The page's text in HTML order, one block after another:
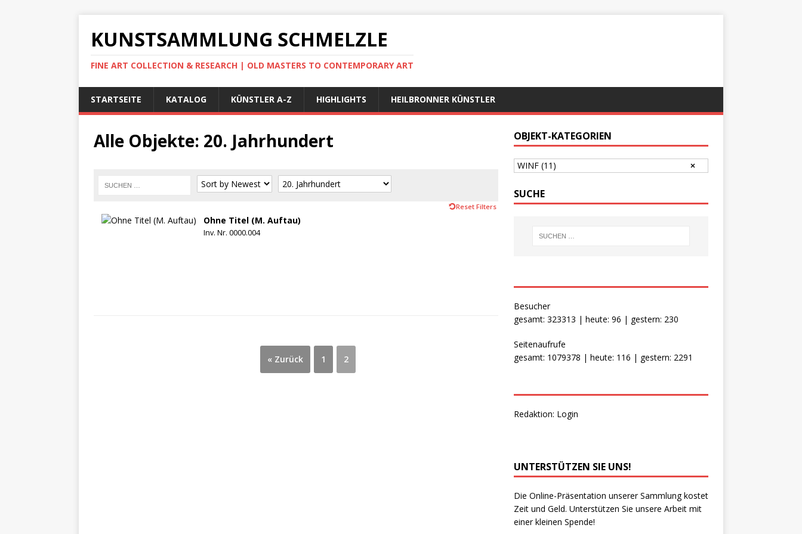
KUNSTSAMMLUNG SCHMELZLE
FINE ART COLLECTION & RESEARCH | OLD MASTERS TO CONTEMPORARY ART
STARTSEITE KATALOG KÜNSTLER A-Z HIGHLIGHTS HEILBRONNER KÜNSTLER
Alle Objekte: 20. Jahrhundert
Reset Filters
Ohne Titel (M. Auftau)
Inv. Nr. 0000.004
« Zurück 1 2
OBJEKT-KATEGORIEN
WINF (11)
SUCHE
Besucher
gesamt: 323313 | heute: 96 | gestern: 230
Seitenaufrufe
gesamt: 1079378 | heute: 116 | gestern: 2291
Redaktion: Login
UNTERSTÜTZEN SIE UNS!
Die Online-Präsentation unserer Sammlung kostet
Zeit und Geld. Unterstützen Sie unsere Arbeit mit
einer kleinen Spende!